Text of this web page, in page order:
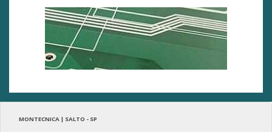
MONTECNICA | SALTO - SP